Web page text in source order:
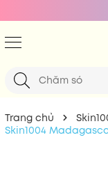
Trang chủ
Skin1004